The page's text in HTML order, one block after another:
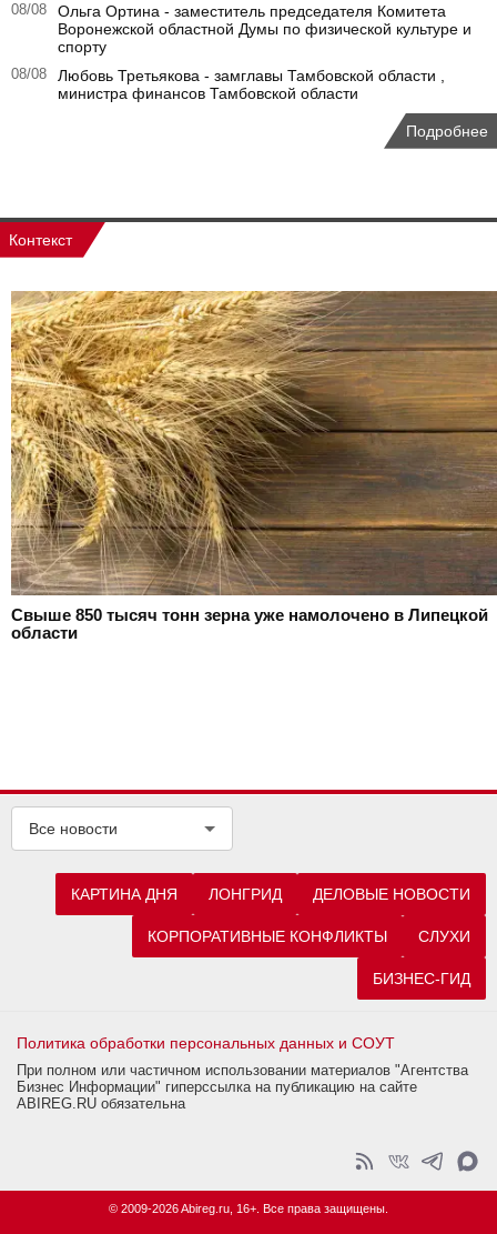
08/08
Ольга Ортина - заместитель председателя Комитета
Воронежской областной Думы по физической культуре и
спорту
08/08
Любовь Третьякова - замглавы Тамбовской области ,
министра финансов Тамбовской области
Подробнее
Контекст
Свыше 850 тысяч тонн зерна уже намолочено в Липецкой
области
Все новости
КАРТИНА ДНЯ ЛОНГРИД ДЕЛОВЫЕ НОВОСТИ
КОРПОРАТИВНЫЕ КОНФЛИКТЫ СЛУХИ
БИЗНЕС-ГИД
Политика обработки персональных данных и СОУТ
При полном или частичном использовании материалов "Агентства
Бизнес Информации" гиперссылка на публикацию на сайте
ABIREG.RU обязательна
© 2009-2026 Abireg.ru, 16+. Все права защищены.